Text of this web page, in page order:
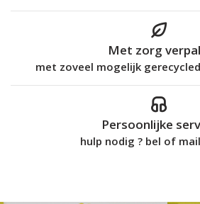
Met zorg
met zoveel mogelijk
Persoonlijke
hulp nodig ? bel of